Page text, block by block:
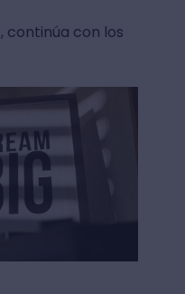
continúa con los